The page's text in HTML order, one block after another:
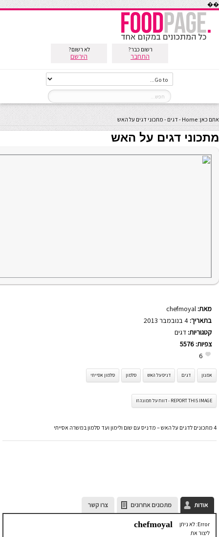
��
רשום כבר?
התחבר
לא רשום?
הירשם
אתם כאן: Home
-דגים - מתכוני דגים על האש
מתכוני דגים על האש
מאת: chefmoyal
בתאריך:
קטגוריות: דגים
צפיות: 5576
6
אמנון דגים דניס על האש סלמון סלמון אסייתי
REPORT THIS IMAGE - דווח על תמונה זו
4 מתכונים לדגים על האש – מדניס עם שום ולימון ועד סלמון במשרה אסייתי
אודות מתכונים אחרונים צרו קשר
Error: לא ניתן
ליצור את
chefmoyal